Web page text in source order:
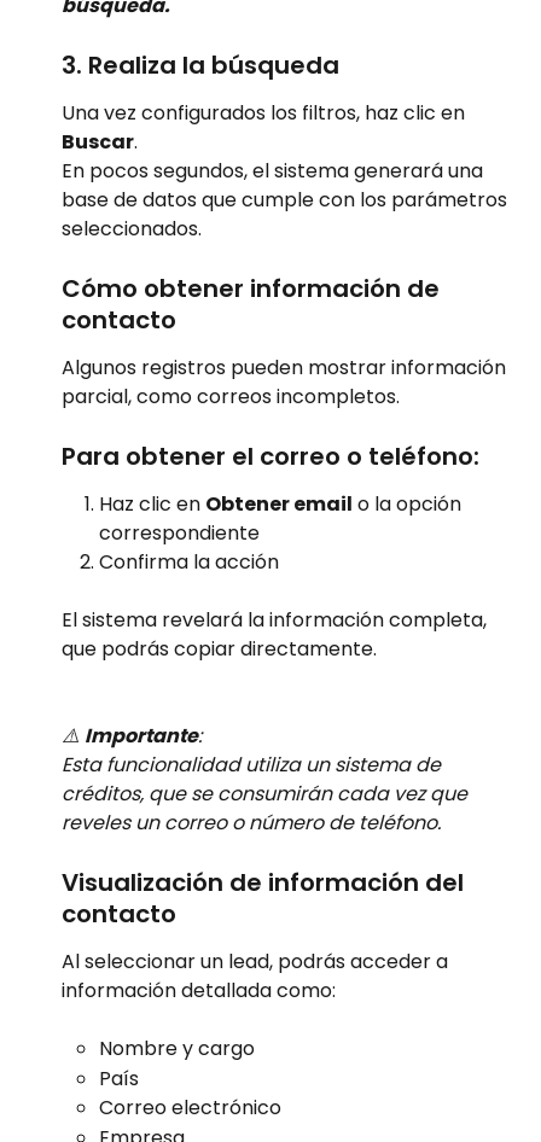
3. Realiza la búsqueda
Una vez configurados los filtros, haz clic en
Buscar.
En pocos segundos, el sistema generará una
base de datos que cumple con los parámetros
seleccionados.
Cómo obtener información de
contacto
Algunos registros pueden mostrar información
parcial, como correos incompletos.
Para obtener el correo o teléfono:
Haz clic en Obtener email o la opción
correspondiente
Confirma la acción
El sistema revelará la información completa,
que podrás copiar directamente.
⚠️ Importante:
Esta funcionalidad utiliza un sistema de
créditos, que se consumirán cada vez que
reveles un correo o número de teléfono.
Visualización de información del
contacto
Al seleccionar un lead, podrás acceder a
información detallada como:
Nombre y cargo
País
Correo electrónico